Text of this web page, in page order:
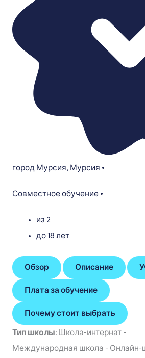
город Мурсия, Мурсия •
Совместное обучение •
из 2
до 18 лет
Обзор Описание
Плата за обучение
Почему стоит выбрать
Тип школы: Школа-интернат -
Международная школа - Онлайн-